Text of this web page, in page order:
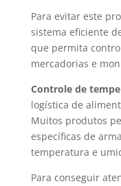
Para evitar este
sistema eficiente
que permita
mercadorias e
Controle de
logística de
Muitos produtos
específicas de
temperatura e
Para conseguir